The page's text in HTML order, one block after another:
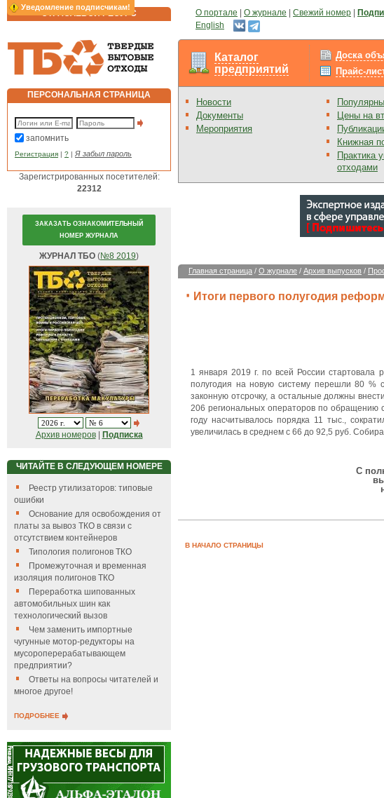
Уведомление подписчикам!
ОТРАСЛЕВОЙ РЕСУРС О портале О журнале Свежий номер
English
ПЕРСОНАЛЬНАЯ СТРАНИЦА
запомнить
Регистрация | ? | Я забыл пароль
Зарегистрированных посетителей:
22312
ЗАКАЗАТЬ ОЗНАКОМИТЕЛЬНЫЙ
НОМЕР ЖУРНАЛА
ЖУРНАЛ ТБО (№8 2019)
Архив номеров| Подписка
ЧИТАЙТЕ В СЛЕДУЮЩЕМ НОМЕРЕ
Реестр утилизаторов: типовые
ошибки
Основание для освобождения от
платы за вывоз ТКО в связи с
отсутствием контейнеров
Типология полигонов ТКО
Промежуточная и временная
изоляция полигонов ТКО
Переработка шипованных
автомобильных шин как
технологический вызов
Чем заменить импортные
чугунные мотор-редукторы на
мусороперерабатывающем
предприятии?
Ответы на вопросы читателей и
многое другое!
ПОДРОБНЕЕ
Каталог
предприятий
Доска
Прайс-
Новости
Документы
Мероприятия
Цены на
Книжная
Практика
отходами
Главная страница / О журнале / Архив выпусков /
Итоги первого полугодия
1 января 2019 г. по всей России стартовала
полугодия на новую систему перешли 80 %
законную отсрочку, а остальные должны
206 региональных операторов по обращению
году насчитывалось порядка 11 тыс.,
увеличилась в среднем с 66 до 92,5 руб.
С
В НАЧАЛО СТРАНИЦЫ